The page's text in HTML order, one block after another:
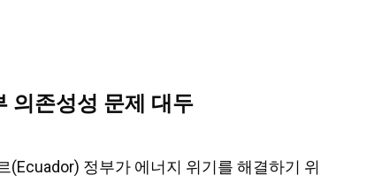
의존성성 문제 대두
정부가 에너지 위기를 해결하기 위